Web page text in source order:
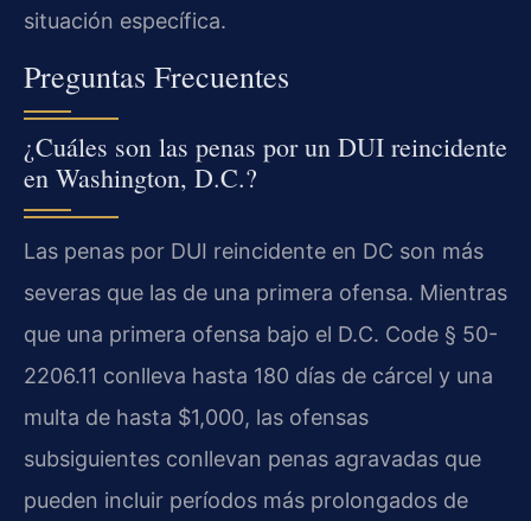
situación específica.
Preguntas Frecuentes
¿Cuáles son las penas por un DUI reincidente
en Washington, D.C.?
Las penas por DUI reincidente en DC son más
severas que las de una primera ofensa. Mientras
que una primera ofensa bajo el D.C. Code § 50-
2206.11 conlleva hasta 180 días de cárcel y una
multa de hasta $1,000, las ofensas
subsiguientes conllevan penas agravadas que
pueden incluir períodos más prolongados de